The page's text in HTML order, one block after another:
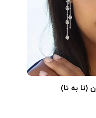
(تا به تا)